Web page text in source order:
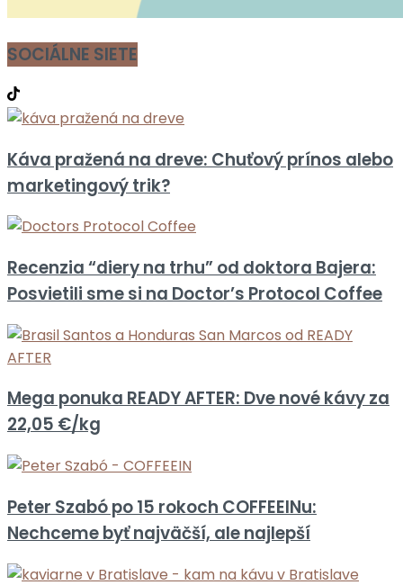
SOCIÁLNE SIETE
Káva pražená na dreve: Chuťový prínos alebo
marketingový trik?
Recenzia “diery na trhu” od doktora Bajera:
Posvietili sme si na Doctor’s Protocol Coffee
Mega ponuka READY AFTER: Dve nové kávy za
22,05 €/kg
Peter Szabó po 15 rokoch COFFEEINu:
Nechceme byť najväčší, ale najlepší